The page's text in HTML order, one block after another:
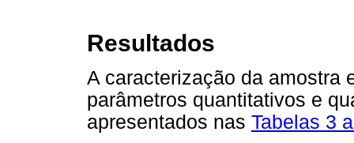
Resultados
A caracterização da amostra
parâmetros quantitativos e
apresentados nas Tabelas 3